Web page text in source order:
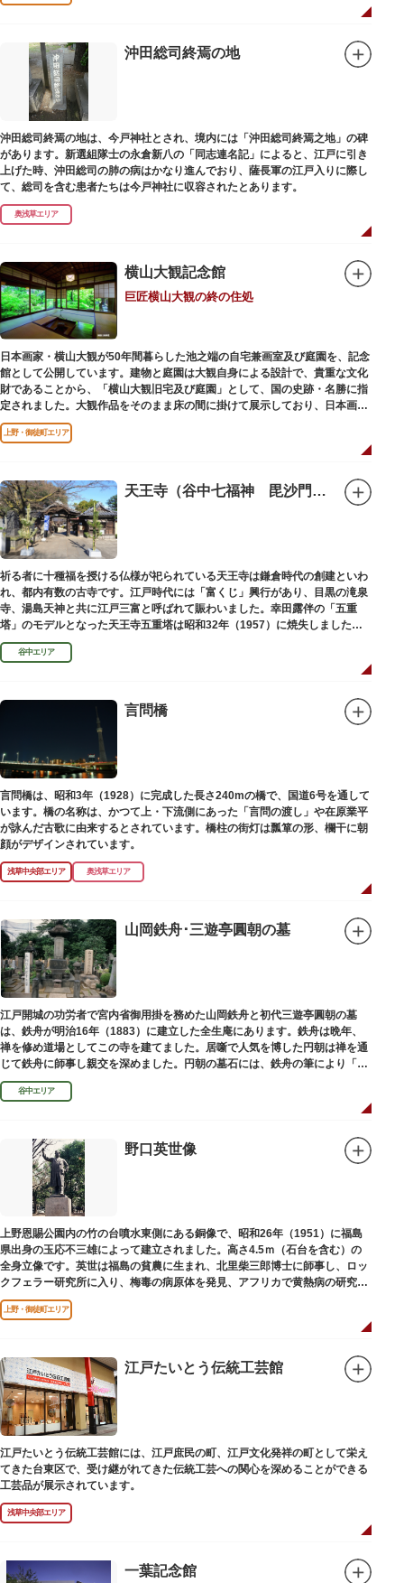
沖田総司終焉の地
沖田総司終焉の地は、今戸神社とされ、境内には「沖田総司終焉之地」の碑
があります。新選組隊士の永倉新八の「同志連名記」によると、江戸に引き
上げた時、沖田総司の肺の病はかなり進んでおり、薩長軍の江戸入りに際し
て、総司を含む患者たちは今戸神社に収容されたとあります。
奥浅草エリア
横山大観記念館
巨匠横山大観の終の住処
日本画家・横山大観が50年間暮らした池之端の自宅兼画室及び庭園を、記念
館として公開しています。建物と庭園は大観自身による設計で、貴重な文化
財であることから、「横山大観旧宅及び庭園」として、国の史跡・名勝に指
定されました。大観作品をそのまま床の間に掛けて展示しており、日本画本
来の楽しみ方を体験できる貴重な空間です。
上野・御徒町エリア
天王寺（谷中七福神 毘沙門天）
祈る者に十種福を授ける仏様が祀られている天王寺は鎌倉時代の創建といわ
れ、都内有数の古寺です。江戸時代には「富くじ」興行があり、目黒の滝泉
寺、湯島天神と共に江戸三富と呼ばれて賑わいました。幸田露伴の「五重
塔」のモデルとなった天王寺五重塔は昭和32年（1957）に焼失しました
が、その跡地は今も谷中霊園に残っています。
谷中エリア
言問橋
言問橋は、昭和3年（1928）に完成した長さ240mの橋で、国道6号を通して
います。橋の名称は、かつて上・下流側にあった「言問の渡し」や在原業平
が詠んだ古歌に由来するとされています。橋柱の街灯は瓢箪の形、欄干に朝
顔がデザインされています。
浅草中央部エリア 奥浅草エリア
山岡鉄舟･三遊亭圓朝の墓
江戸開城の功労者で宮内省御用掛を務めた山岡鉄舟と初代三遊亭圓朝の墓
は、鉄舟が明治16年（1883）に建立した全生庵にあります。鉄舟は晩年、
禅を修め道場としてこの寺を建てました。居噺で人気を博した円朝は禅を通
じて鉄舟に師事し親交を深めました。円朝の墓石には、鉄舟の筆により「三
遊亭円朝無舌居士」とあります。
谷中エリア
野口英世像
上野恩賜公園内の竹の台噴水東側にある銅像で、昭和26年（1951）に福島
県出身の玉応不三雄によって建立されました。高さ4.5ｍ（石台を含む）の
全身立像です。英世は福島の貧農に生まれ、北里柴三郎博士に師事し、ロッ
クフェラー研究所に入り、梅毒の病原体を発見、アフリカで黄熱病の研究中
感染して、死去しました。
上野・御徒町エリア
江戸たいとう伝統工芸館
江戸たいとう伝統工芸館には、江戸庶民の町、江戸文化発祥の町として栄え
てきた台東区で、受け継がれてきた伝統工芸への関心を深めることができる
工芸品が展示されています。
浅草中央部エリア
一葉記念館